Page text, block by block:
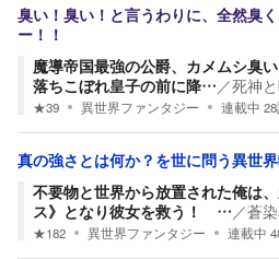
臭い！臭い！と言うわりに、全然臭
ー！！
魔導帝国最強の公爵、カメムシ臭
落ちこぼれ皇子の前に降… ／死神
★39 異世界ファンタジー 連載中 28
真の強さとは何か？を世に問う異世
不要物と世界から放置された俺は
ス》となり彼女を救う！ … ／蒼
★182 異世界ファンタジー 連載中